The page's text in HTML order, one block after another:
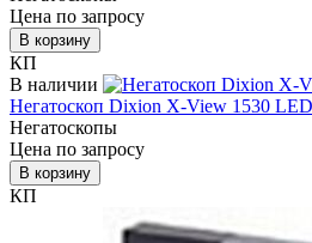
Цена по запросу
В корзину
КП
В наличии
Негатоскоп Dixion X-View 1530 LED
Негатоскопы
Цена по запросу
В корзину
КП